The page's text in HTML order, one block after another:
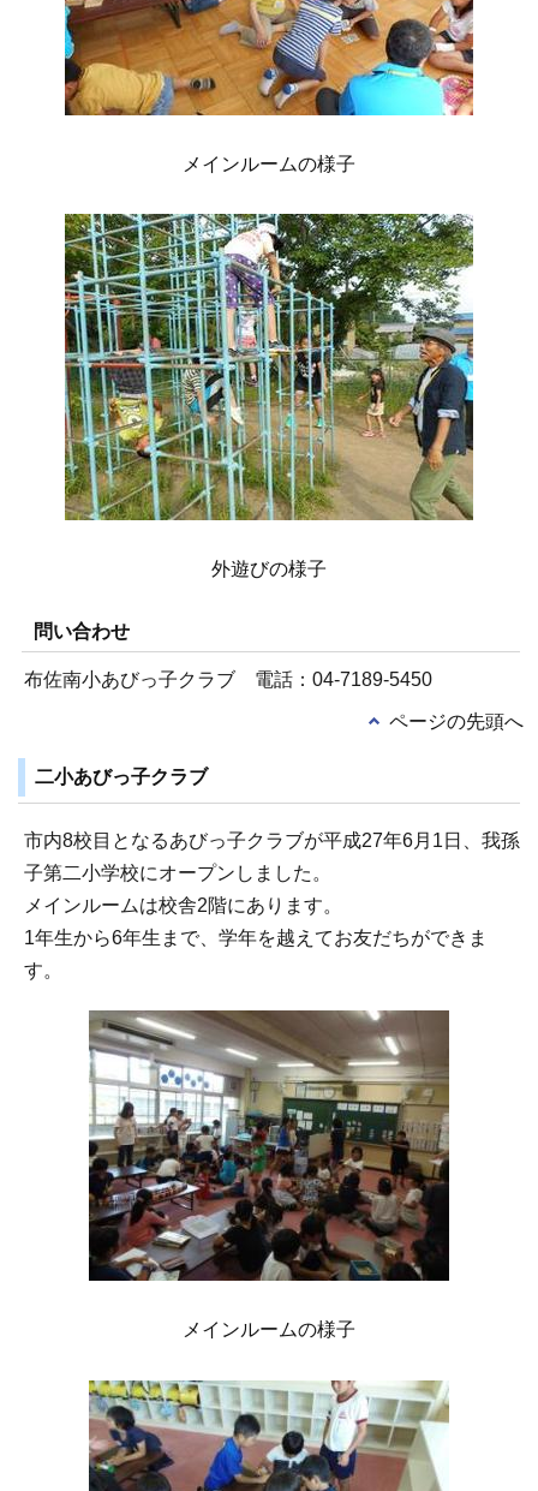
メインルームの様子
外遊びの様子
問い合わせ
布佐南小あびっ子クラブ 電話：04-7189-5450
ページの先頭へ
二小あびっ子クラブ
市内8校目となるあびっ子クラブが平成27年6月1日、我孫
子第二小学校にオープンしました。
メインルームは校舎2階にあります。
1年生から6年生まで、学年を越えてお友だちができま
す。
メインルームの様子